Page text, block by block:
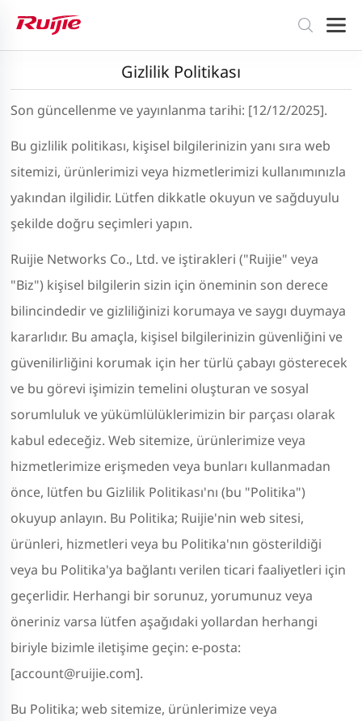
Gizlilik Politikası
Son güncellenme ve yayınlanma tarihi: [12/12/2025].
Bu gizlilik politikası, kişisel bilgilerinizin yanı sıra web
sitemizi, ürünlerimizi veya hizmetlerimizi kullanımınızla
yakından ilgilidir. Lütfen dikkatle okuyun ve sağduyulu
şekilde doğru seçimleri yapın.
Ruijie Networks Co., Ltd. ve iştirakleri ("Ruijie" veya
"Biz") kişisel bilgilerin sizin için öneminin son derece
bilincindedir ve gizliliğinizi korumaya ve saygı duymaya
kararlıdır. Bu amaçla, kişisel bilgilerinizin güvenliğini ve
güvenilirliğini korumak için her türlü çabayı gösterecek
ve bu görevi işimizin temelini oluşturan ve sosyal
sorumluluk ve yükümlülüklerimizin bir parçası olarak
kabul edeceğiz. Web sitemize, ürünlerimize veya
hizmetlerimize erişmeden veya bunları kullanmadan
önce, lütfen bu Gizlilik Politikası'nı (bu "Politika")
okuyup anlayın. Bu Politika; Ruijie'nin web sitesi,
ürünleri, hizmetleri veya bu Politika'nın gösterildiği
veya bu Politika'ya bağlantı verilen ticari faaliyetleri için
geçerlidir. Herhangi bir sorunuz, yorumunuz veya
öneriniz varsa lütfen aşağıdaki yollardan herhangi
biriyle bizimle iletişime geçin: e-posta:
[account@ruijie.com].
Bu Politika; web sitemize, ürünlerimize veya